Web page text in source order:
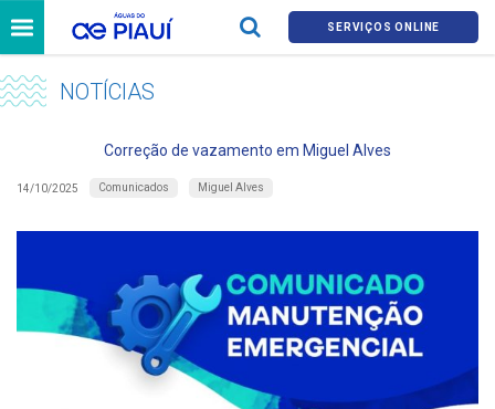
SERVIÇOS ONLINE
NOTÍCIAS
Correção de vazamento em Miguel Alves
14/10/2025 Comunicados Miguel Alves